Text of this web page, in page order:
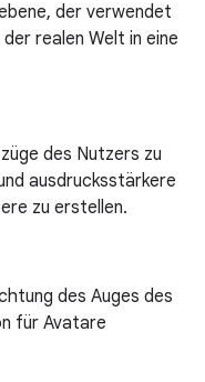
der verwendet
realen Welt in eine
des Nutzers zu
ausdrucksstärkere
zu erstellen.
des Auges des
für Avatare